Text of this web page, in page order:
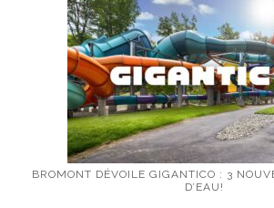
BROMONT DÉVOILE GIGANTICO : 3
D’EAU!